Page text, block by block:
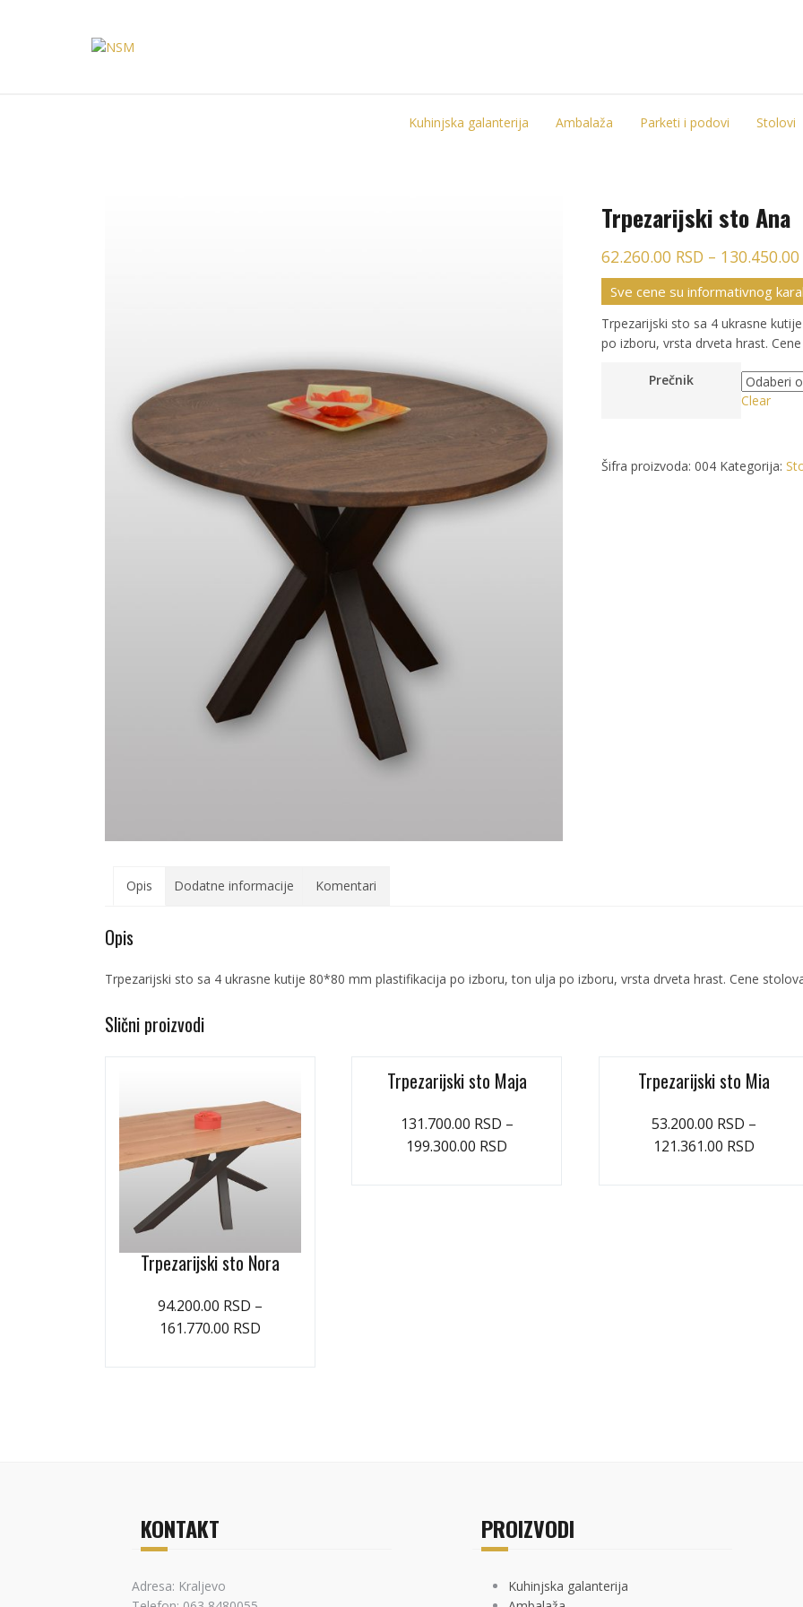
Kuhinjska galanterija Ambalaža Parketi i podovi Stolovi
Trpezarijski sto Ana
62.260.00 RSD – 130.450.00
Sve cene su informativnog
Trpezarijski sto sa 4 ukrasne
po izboru, vrsta drveta hrast.
Prečnik
Clear
Šifra proizvoda: 004 Kategorija:
Opis Dodatne informacije Komentari
Opis
Trpezarijski sto sa 4 ukrasne kutije 80*80 mm plastifikacija po izboru, ton ulja po izboru, vrsta drveta hrast. Cene
Slični proizvodi
Trpezarijski sto Nora
94.200.00 RSD –
161.770.00 RSD
Trpezarijski sto Maja
131.700.00 RSD –
199.300.00 RSD
Trpezarijski sto Mia
53.200.00 RSD –
121.361.00 RSD
KONTAKT
Adresa: Kraljevo
PROIZVODI
Kuhinjska galanterija